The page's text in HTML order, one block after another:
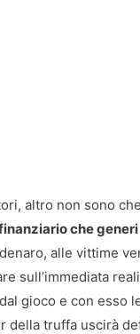
altro non sono
che
alle vittime
sull’immediata
gioco e con esso
della truffa uscirà